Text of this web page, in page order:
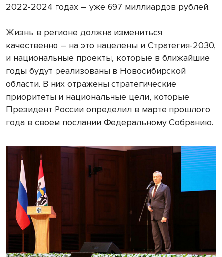
2022-2024 годах – уже 697 миллиардов рублей.
Жизнь в регионе должна измениться
качественно – на это нацелены и Стратегия-2030,
и национальные проекты, которые в ближайшие
годы будут реализованы в Новосибирской
области. В них отражены стратегические
приоритеты и национальные цели, которые
Президент России определил в марте прошлого
года в своем послании Федеральному Собранию.